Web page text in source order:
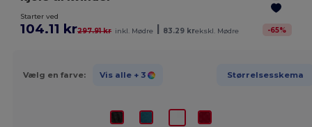
Starter ved
104.11 kr297.91 kr inkl. Mødre 83.29 krekskl. Mødre -65%
Vælg en farve: Vis alle + 3 Størrelsesskema